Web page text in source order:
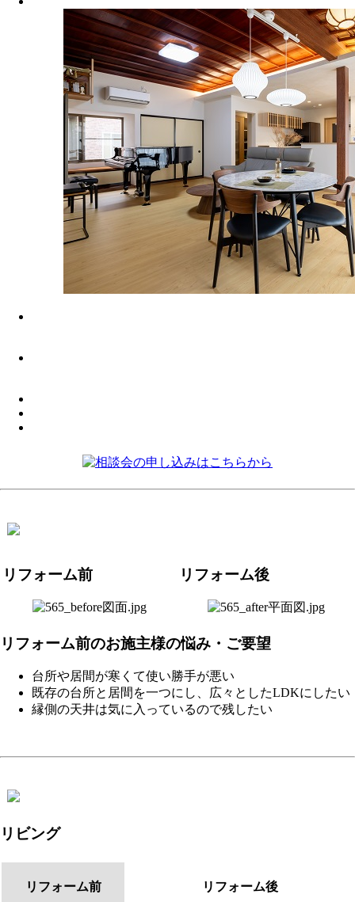
リフォーム前 リフォーム後
リフォーム前のお施主様の悩み・ご要望
台所や居間が寒くて使い勝手が悪い
既存の台所と居間を一つにし、広々としたLDKにしたい
縁側の天井は気に入っているので残したい
リビング
リフォーム前 リフォーム後